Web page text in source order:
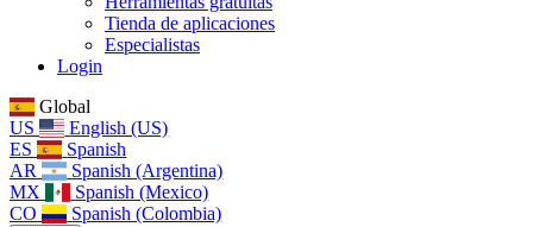
Tienda de aplicaciones
Especialistas
Login
Global
US
English (US)
ES
Spanish
AR
Spanish (Argentina)
MX
Spanish (Mexico)
CO
Spanish (Colombia)